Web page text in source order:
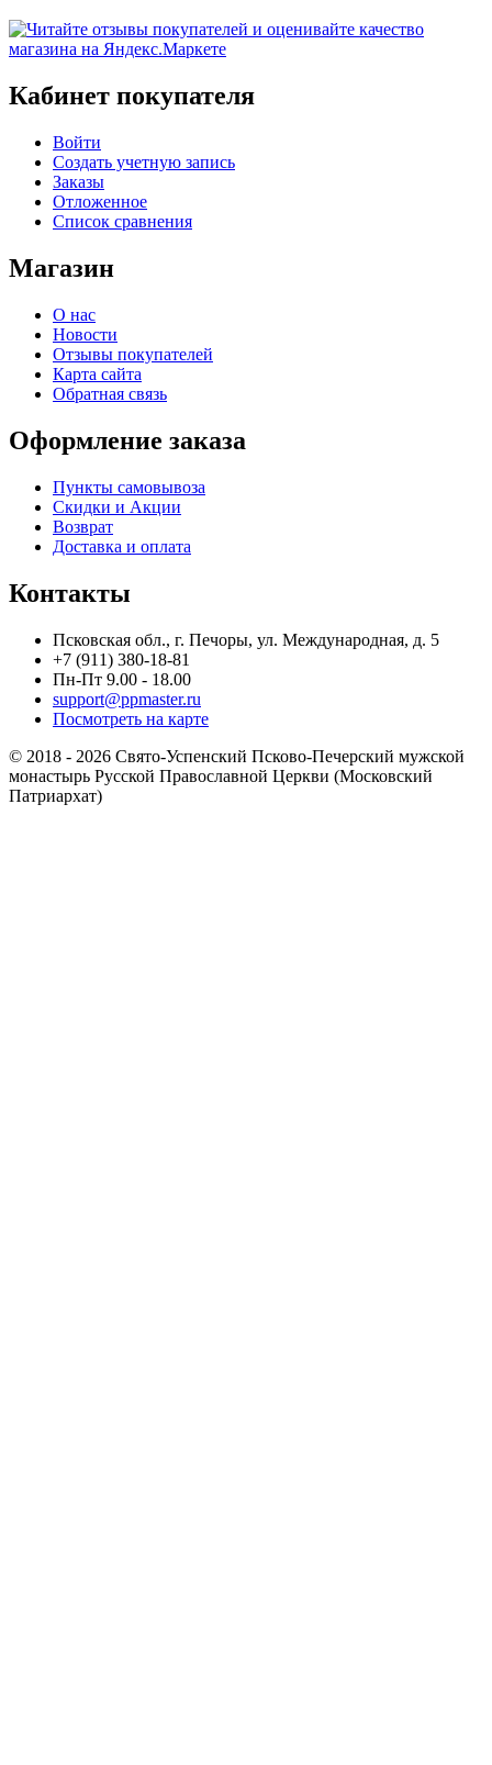
Кабинет покупателя
Войти
Создать учетную запись
Заказы
Отложенное
Список сравнения
Магазин
О нас
Новости
Отзывы покупателей
Карта сайта
Обратная связь
Оформление заказа
Пункты самовывоза
Скидки и Акции
Возврат
Доставка и оплата
Контакты
Псковская обл., г. Печоры, ул. Международная, д. 5
+7 (911) 380-18-81
Пн-Пт 9.00 - 18.00
support@ppmaster.ru
Посмотреть на карте
© 2018 - 2026 Свято-Успенский Псково-Печерский мужской
монастырь Русской Православной Церкви (Московский
Патриархат)